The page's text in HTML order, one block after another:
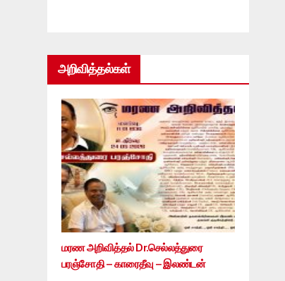
அறிவித்தல்கள்
மரண அறிவித்தல் Dr.செல்லத்துரை
பரஞ்சோதி – காரைதீவு – இலண்டன்